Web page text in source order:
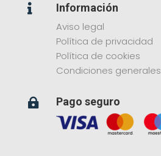

Información
Aviso legal
Política de privacidad
Política de cookies
Condiciones generales
 Pago seguro